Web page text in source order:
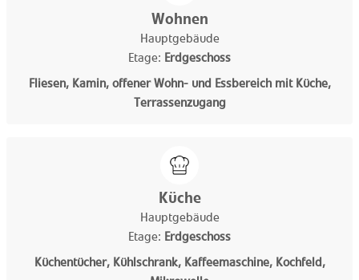
Wohnen
Hauptgebäude
Etage: Erdgeschoss
Fliesen, Kamin, offener Wohn- und Essbereich mit Küche,
Terrassenzugang
Küche
Hauptgebäude
Etage: Erdgeschoss
Küchentücher, Kühlschrank, Kaffeemaschine, Kochfeld,